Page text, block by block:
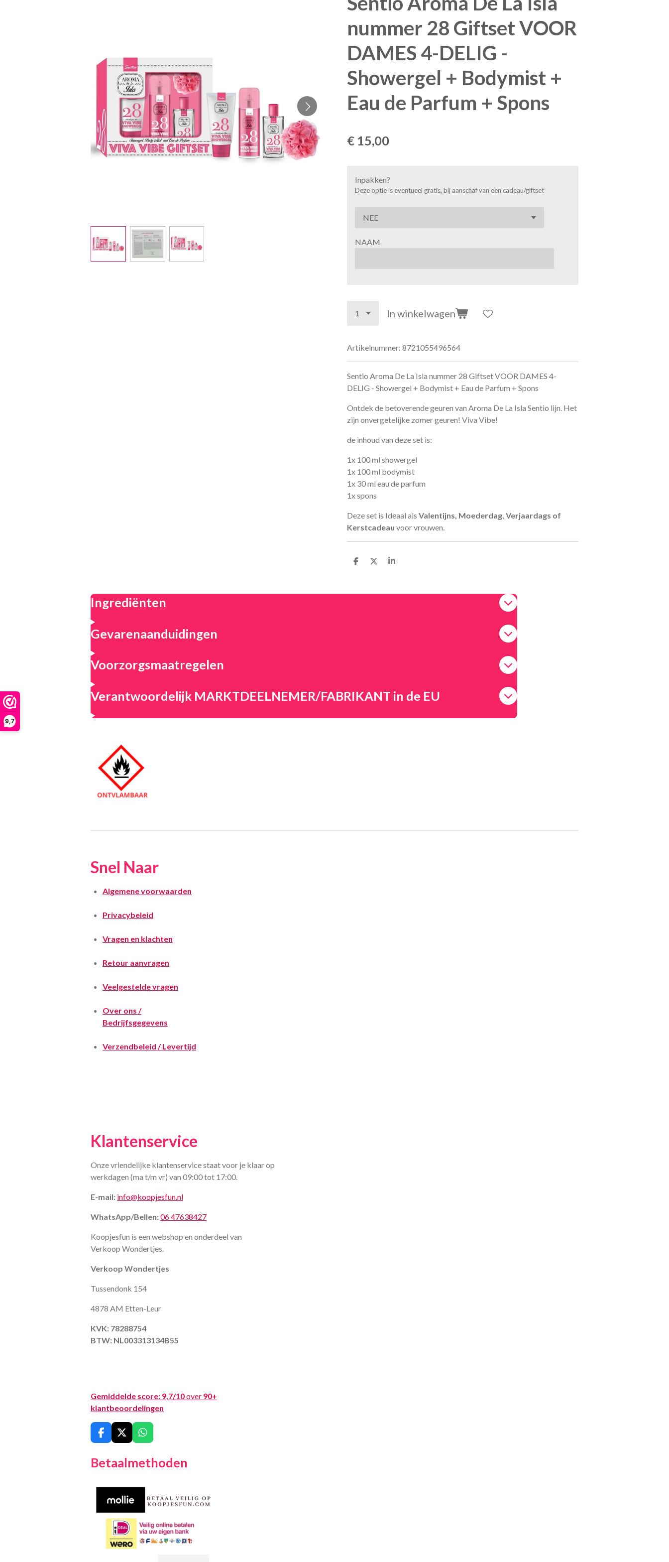
9,7
nummer 28 Giftset VOOR
DAMES 4-DELIG -
Showergel + Bodymist +
Eau de Parfum + Spons
€ 15,00
Inpakken?
Deze optie is eventueel gratis, bij aanschaf van een cadeau/giftset
NAAM
In winkelwagen
Artikelnummer: 8721055496564
Sentio Aroma De La Isla nummer 28 Giftset VOOR DAMES 4-
DELIG - Showergel + Bodymist + Eau de Parfum + Spons
Ontdek de betoverende geuren van Aroma De La Isla Sentio lijn. Het
zijn onvergetelijke zomer geuren! Viva Vibe!
de inhoud van deze set is:
1x 100 ml showergel
1x 100 ml bodymist
1x 30 ml eau de parfum
1x spons
Deze set is Ideaal als Valentijns, Moederdag, Verjaardags of
Kerstcadeau voor vrouwen.
D
n
D
S
e
Ingrediënten
Gevarenaanduidingen
Voorzorgsmaatregelen
Verantwoordelijk MARKTDEELNEMER/FABRIKANT in de EU
Snel Naar
Algemene voorwaarden
Privacybeleid
Vragen en klachten
Retour aanvragen
Veelgestelde vragen
Over ons /
Bedrijfsgegevens
Verzendbeleid / Levertijd
Klantenservice
Onze vriendelijke klantenservice staat voor je klaar op
werkdagen (ma t/m vr) van 09:00 tot 17:00.
E-mail: info@koopjesfun.nl
WhatsApp/Bellen:06 47638427
Koopjesfun is een webshop en onderdeel van
Verkoop Wondertjes.
Verkoop Wondertjes
Tussendonk 154
4878 AM Etten-Leur
KVK: 78288754
BTW: NL003313134B55
Gemiddelde score: 9,7/10over 90+
klantbeoordelingen
F
a
e
X
W
h
t
Betaalmethoden